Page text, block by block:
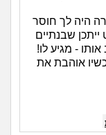
היה לך חוסר
שבנתיים
- מגיע לו!
אוהבת את